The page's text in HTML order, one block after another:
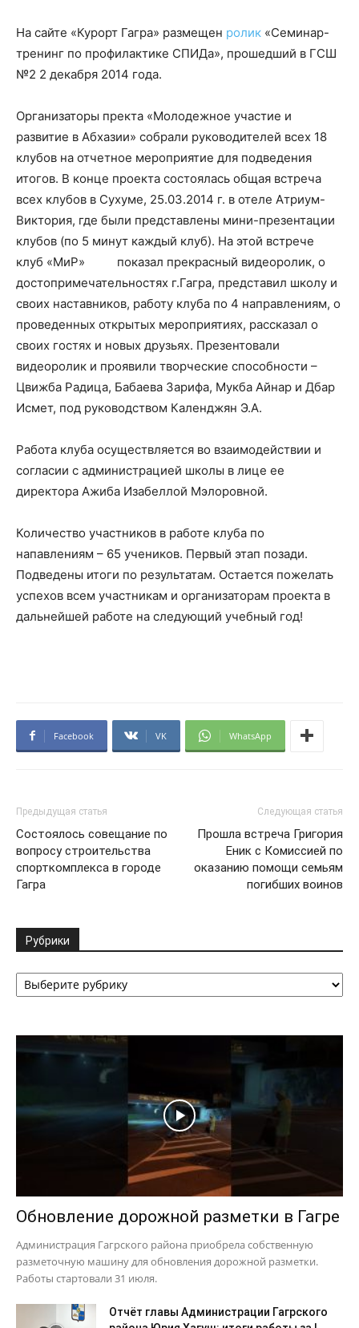
На сайте «Курорт Гагра» размещен ролик «Семинар-
тренинг по профилактике СПИДа», прошедший в ГСШ
№2 2 декабря 2014 года.
Организаторы пректа «Молодежное участие и
развитие в Абхазии» собрали руководителей всех 18
клубов на отчетное мероприятие для подведения
итогов. В конце проекта состоялась общая встреча
всех клубов в Сухуме, 25.03.2014 г. в отеле Атриум-
Виктория, где были представлены мини-презентации
клубов (по 5 минут каждый клуб). На этой встрече
клуб «МиР» показал прекрасный видеоролик, о
достопримечательностях г.Гагра, представил школу и
своих наставников, работу клуба по 4 направлениям, о
проведенных открытых мероприятиях, рассказал о
своих гостях и новых друзьях. Презентовали
видеоролик и проявили творческие способности –
Цвижба Радица, Бабаева Зарифа, Мукба Айнар и Дбар
Исмет, под руководством Календжян Э.А.
Работа клуба осуществляется во взаимодействии и
согласии с администрацией школы в лице ее
директора Ажиба Изабеллой Мэлоровной.
Количество участников в работе клуба по
напавлениям – 65 учеников. Первый этап позади.
Подведены итоги по результатам. Остается пожелать
успехов всем участникам и организаторам проекта в
дальнейшей работе на следующий учебный год!
Facebook VK WhatsApp
Предыдущая статья
Состоялось совещание по
вопросу строительства
спорткомплекса в городе
Гагра
Следующая статья
Прошла встреча Григория
Еник с Комиссией по
оказанию помощи семьям
погибших воинов
Рубрики
Рубрики
Обновление дорожной разметки в Гагре
Администрация Гагрского района приобрела собственную
разметочную машину для обновления дорожной разметки.
Работы стартовали 31 июля.
Отчёт главы Администрации Гагрского